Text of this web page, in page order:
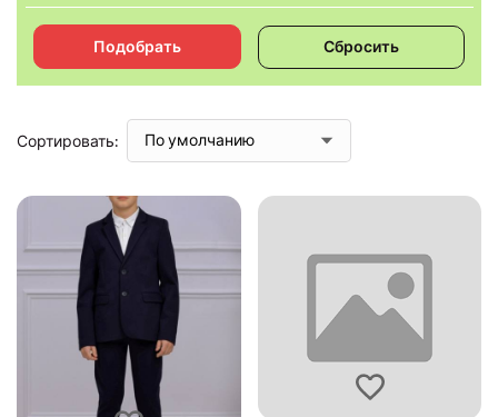
Подобрать Сбросить
Сортировать: